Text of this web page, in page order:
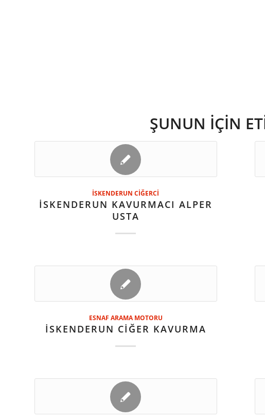
ŞUNUN IÇIN
İSKENDERUN CİĞERCİ
İSKENDERUN KAVURMACI ALPER
USTA
ESNAF ARAMA MOTORU
İSKENDERUN CİĞER KAVURMA